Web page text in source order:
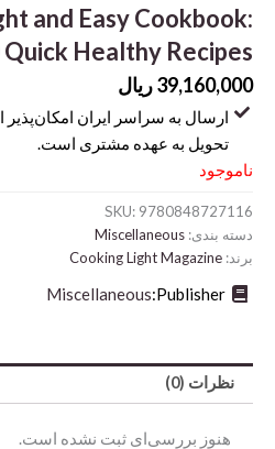
and Easy Cookbook:
Healthy Recipes
39,160,000ریال
ارسال به سراسر ایران
تحویل به عهده مشتری است.
ناموجود
SKU: 9780848727116
دسته بندی: Miscellaneous
برند: Cooking Light Magazine
Publisher:
Miscellaneous
نظرات (0)
هنوز بررسی‌ای ثبت نشده است.